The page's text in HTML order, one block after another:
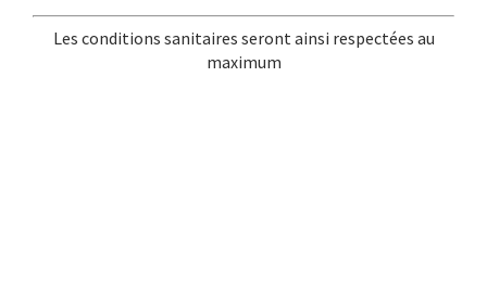
Les conditions sanitaires seront ainsi respectées au
maximum